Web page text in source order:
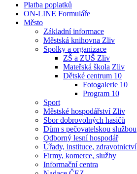
Platba poplatků
ON-LINE Formuláře
Město
Základní informace
Městská knihovna Zliv
Spolky a organizace
ZŠ a ZUŠ Zliv
Mateřská škola Zliv
Dětské centrum 10
Fotogalerie 10
Program 10
Sport
Městské hospodářství Zliv
Sbor dobrovolných hasičů
Dům s pečovatelskou službou
Odborný lesní hospodář
Úřady, instituce, zdravotnictví
Firmy, komerce, služby
Informační centra